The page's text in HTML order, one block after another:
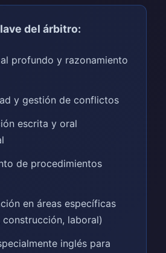
del árbitro:
profundo y razonamiento
y gestión de conflictos
escrita y oral
de procedimientos
en áreas específicas
construcción, laboral)
inglés para